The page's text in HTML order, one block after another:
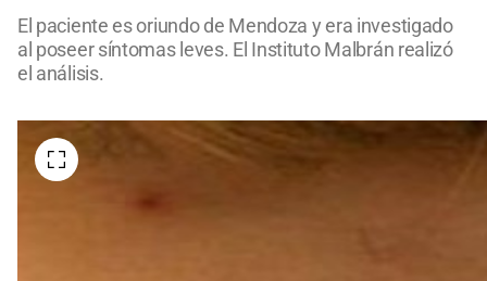
El paciente es oriundo de Mendoza y era investigado
al poseer síntomas leves. El Instituto Malbrán realizó
el análisis.